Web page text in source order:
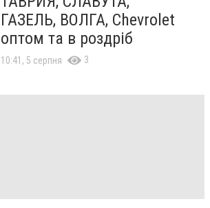
ГАЗЕЛЬ, ВОЛГА, Chevrolet
оптом та в роздріб
10:41, 5 серпня 3